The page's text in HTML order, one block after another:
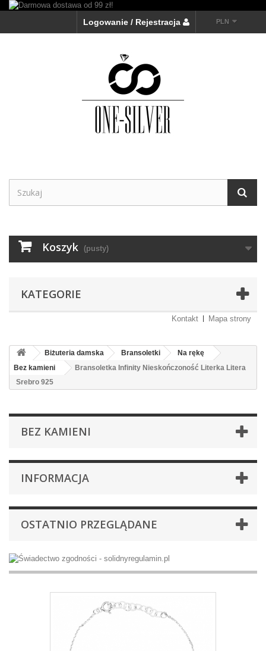
PLN
Logowanie / Rejestracja
Koszyk (pusty)
KATEGORIE
Kontakt Mapa strony
Biżuteria damska Bransoletki
Na rękę
Bez kamieni
Bransoletka Infinity Nieskończoność Literka Litera
Srebro 925
BEZ KAMIENI
INFORMACJA
OSTATNIO PRZEGLĄDANE